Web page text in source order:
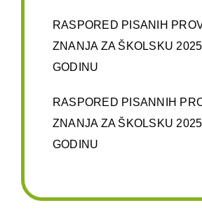
RASPORED PISANIH
ZNANJA ZA ŠKOLSKU
GODINU
RASPORED PISANNIH
ZNANJA ZA ŠKOLSKU
GODINU